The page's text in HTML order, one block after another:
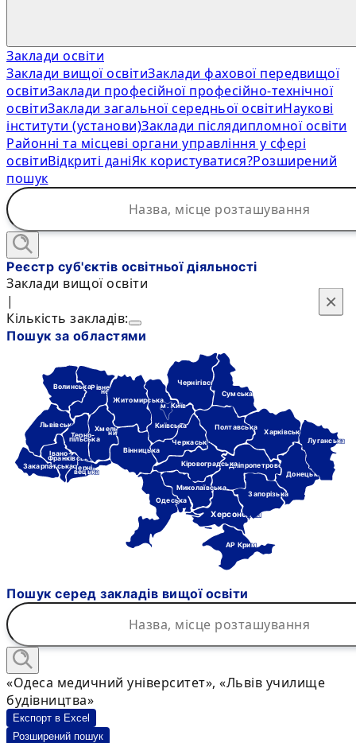
Заклади освіти
Заклади вищої освітиЗаклади фахової передвищої
освітиЗаклади професійної професійно-технічної
освітиЗаклади загальної середньої освітиНаукові
інститути (установи)Заклади післядипломної освіти
Районні та місцеві органи управління у сфері
освітиВідкриті даніЯк користуватися?Розширений
пошук
×
Реєстр суб'єктів освітньої діяльності
Заклади вищої освіти
|
Кількість закладів:
Пошук за областями
Черкаська
Чернігівська
Черні-
вецька
Дніпропетровська
Донецька
Івано-
Франківська
Харківська
Херсонська
Хмель-
ницька
Кіровоградська
АР Крим
Київська
м. Київ
Луганська
Львівська
Миколаївська
Одеська
Полтавська
Рівне-
нська Сумська
Терно-
пільська
Вінницька
Волинська
Закарпатська
Запорізька
Житомирська
Пошук серед закладів вищої освіти
×
«Одеса медичний університет», «Львів училище
будівництва»
Експорт в Excel
Розширений пошук